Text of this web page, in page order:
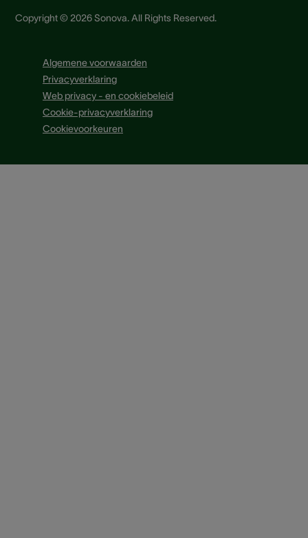
Copyright © 2026 Sonova. All Rights Reserved.
Algemene voorwaarden
Privacyverklaring
Web privacy - en cookiebeleid
Cookie-privacyverklaring
Cookievoorkeuren